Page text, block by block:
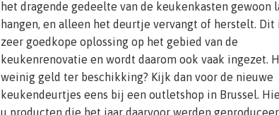
het dragende gedeelte van de keukenkasten gewoon
hangen, en alleen het deurtje vervangt of herstelt. Dit
zeer goedkope oplossing op het gebied van de
keukenrenovatie en wordt daarom ook vaak ingezet.
weinig geld ter beschikking? Kijk dan voor de nieuwe
keukendeurtjes eens bij een outletshop in Brussel.
u producten die het jaar daarvoor werden